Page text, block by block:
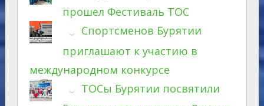
прошел Фестиваль ТОС
Спортсменов Бурятии
приглашают к участию в
международном конкурсе
ТОСы Бурятии посвятили